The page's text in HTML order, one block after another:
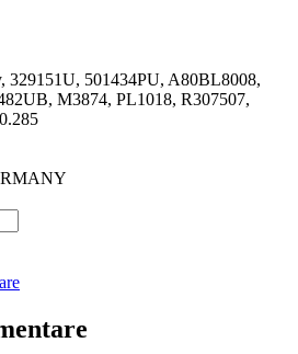
329151U, 501434PU, A80BL8008,
M3874, PL1018, R307507,